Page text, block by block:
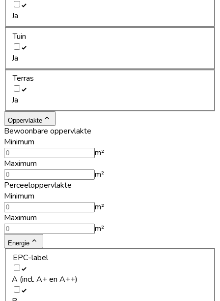
Ja
Tuin
Ja
Terras
Ja
Oppervlakte
Bewoonbare oppervlakte
Minimum
m²
Maximum
m²
Perceeloppervlakte
Minimum
m²
Maximum
m²
Energie
EPC-label
A (incl. A+ en A++)